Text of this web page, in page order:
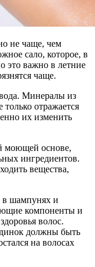
не чаще, чем
сало, которое, в
это важно в летние
чаще.
Минералы из
отражается
их изменить
моющей основе,
ингредиентов.
вещества,
в шампунях и
компоненты и
волос.
должны быть
на волосах